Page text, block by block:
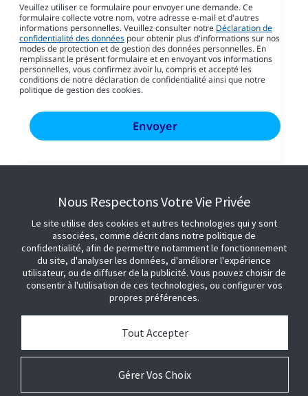
Veuillez utiliser ce formulaire pour envoyer une demande. Ce
formulaire collecte votre nom, votre adresse e-mail et d'autres
informations personnelles. Veuillez consulter notre Déclaration de
confidentialité des données pour obtenir plus d'informations sur nos
modes de protection et de gestion des données personnelles. En
remplissant le présent formulaire et en envoyant vos informations
personnelles, vous confirmez avoir lu, compris et accepté les
conditions de notre déclaration de confidentialité ainsi que notre
politique de gestion des cookies.
Nous Respectons Votre Vie Privée
Le site utilise des cookies et autres technologies qui y sont
associées, comme décrit dans notre politique de
confidentialité, afin de permettre notamment le fonctionnement
du site, d'analyser les données, d'améliorer l'expérience
utilisateur, ou de diffuser de la publicité. Vous pouvez choisir de
consentir à l'utilisation de ces technologies, ou configurer vos
propres préférences.
Gérer Vos Choix
Tout Accepter